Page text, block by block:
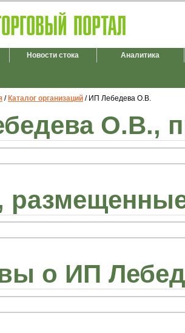
Новости стока Аналитика
/ Каталог организаций / ИП Лебедева О.В.
О.В.,
о ИП